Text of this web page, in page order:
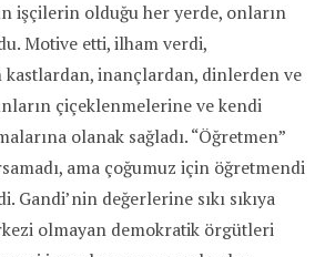
işçilerin olduğu her yerde, onların
Motive etti, ilham verdi,
inançlardan, dinlerden ve
çiçeklenmelerine ve kendi
olanak sağladı. “Öğretmen”
ama çoğumuz için öğretmendi
Gandi’nin değerlerine sıkı sıkıya
olmayan demokratik örgütleri